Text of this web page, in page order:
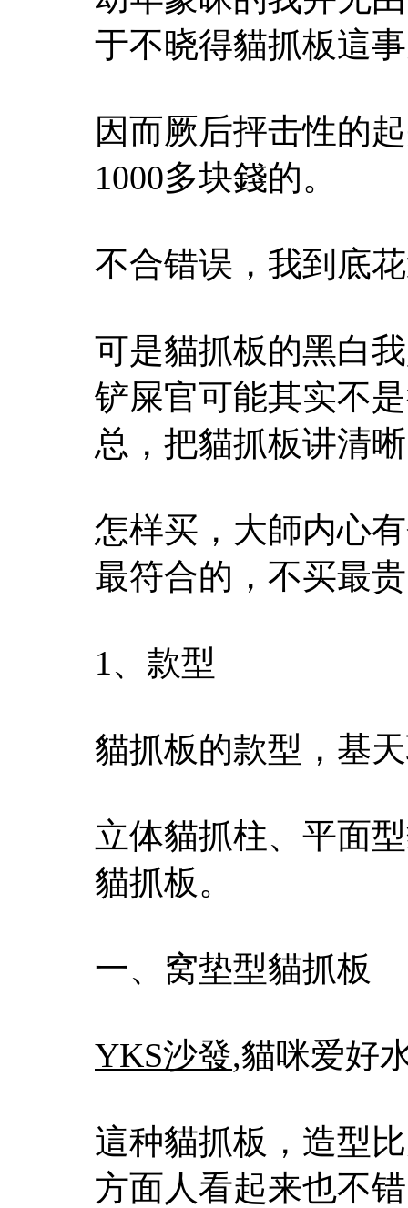
于不晓得貓抓板這
因而厥后抨击性的
1000多块錢的。
不合错误，我到底
可是貓抓板的黑白
铲屎官可能其实不
总，把貓抓板讲清
怎样买，大師内心
最符合的，不买最
1、款型
貓抓板的款型，基
立体貓抓柱、平面
貓抓板。
一、窝垫型貓抓板
YKS沙發,貓咪爱
這种貓抓板，造型
方面人看起来也不